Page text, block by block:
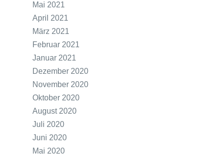
Mai 2021
April 2021
März 2021
Februar 2021
Januar 2021
Dezember 2020
November 2020
Oktober 2020
August 2020
Juli 2020
Juni 2020
Mai 2020